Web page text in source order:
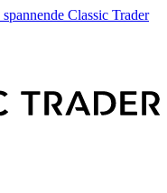
Classic Trader